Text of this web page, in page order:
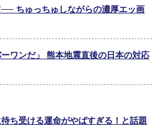
ちゅっちゅしながらの濃厚エッ画
ワンだ」 熊本地震直後の日本の対応
ち受ける運命がやばすぎる！と話題